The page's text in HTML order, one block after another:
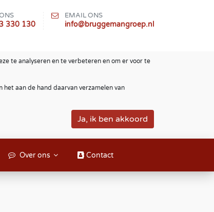
330 130
EMAIL ONS
info@bruggemangroep.nl
te analyseren en te verbeteren en om er voor te
aan de hand daarvan verzamelen van
Over ons Contact